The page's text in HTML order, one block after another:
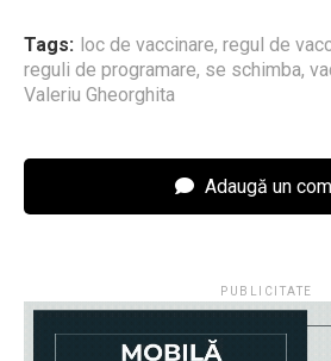
Tags: loc de vaccinare, regul de
reguli de programare, se schimba,
Valeriu Gheorghita
Adaugă un
PUBLICITATE